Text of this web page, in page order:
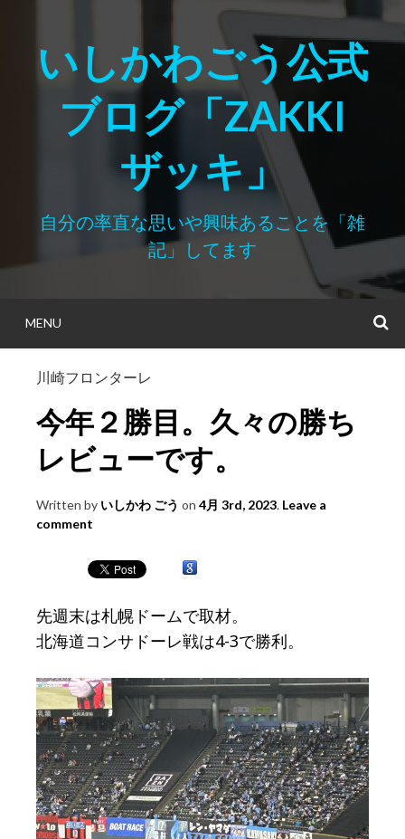
contentいしかわごう公式
ブログ「ZAKKI
ザッキ」
自分の率直な思いや興味あることを「雑
記」してます
MENU
川崎フロンターレ
今年２勝目。久々の勝ち
レビューです。
Written by いしかわ ごう on 4月 3rd, 2023. Leave a
comment
先週末は札幌ドームで取材。
北海道コンサドーレ戦は4-3で勝利。